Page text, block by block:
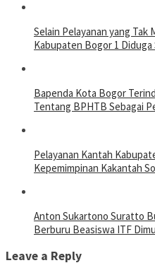
Selain Pelayanan yang
Kabupaten Bogor 1 Diduga
Bapenda Kota Bogor
Tentang BPHTB Sebagai
Pelayanan Kantah
Kepemimpinan Kakantah
Anton Sukartono Suratto
Berburu Beasiswa ITF
Leave a Reply